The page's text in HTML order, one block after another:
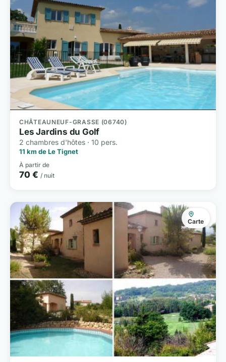
CHÂTEAUNEUF-GRASSE (06740)
Les Jardins du Golf
2 chambres d'hôtes · 10 pers.
11 km de Le Tignet
À partir de
70 € / nuit
Carte